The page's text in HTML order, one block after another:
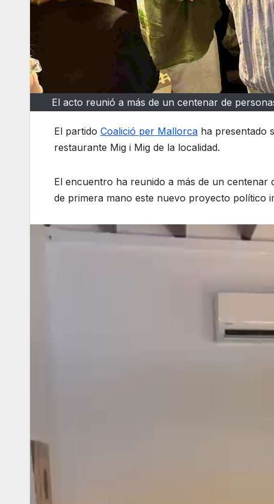
El acto reunió a más de un centenar de
El partido Coalició per Mallorca ha presentado
restaurante Mig i Mig de la localidad.
El encuentro ha reunido a más de un
de primera mano este nuevo proyecto político